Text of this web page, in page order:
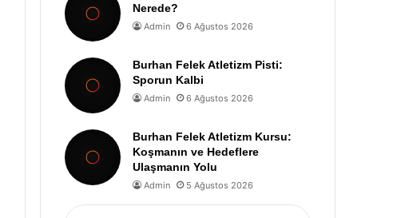
Nerede?
Admin 6 Ağustos 2026
Burhan Felek Atletizm Pisti:
Sporun Kalbi
Admin 6 Ağustos 2026
Burhan Felek Atletizm Kursu:
Koşmanın ve Hedeflere
Ulaşmanın Yolu
Admin 5 Ağustos 2026